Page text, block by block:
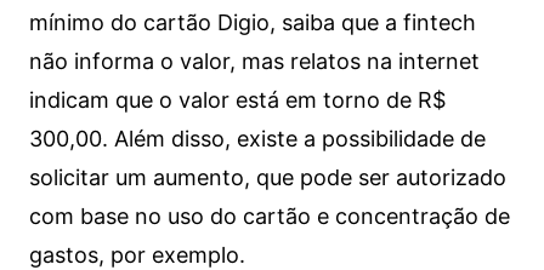
mínimo do cartão Digio, saiba que a fintech
não informa o valor, mas relatos na internet
indicam que o valor está em torno de R$
300,00. Além disso, existe a possibilidade de
solicitar um aumento, que pode ser autorizado
com base no uso do cartão e concentração de
gastos, por exemplo.